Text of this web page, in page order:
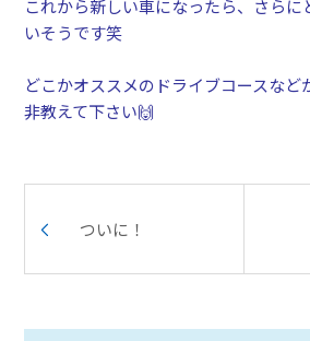
これから新しい車になったら、さらに
いそうです笑
どこかオススメのドライブコースなど
非教えて下さい🙌
ついに！